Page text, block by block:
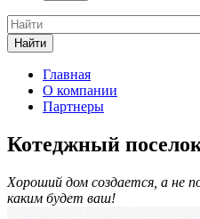
Найти
Главная
О компании
Партнеры
Котеджный
Хороший дом создается, а не
каким будет ваш!